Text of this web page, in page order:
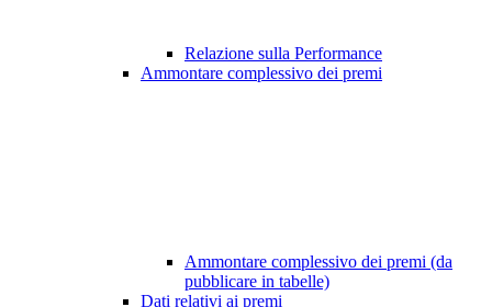
Relazione sulla Performance
Ammontare complessivo dei premi
Ammontare complessivo dei premi (da
pubblicare in tabelle)
Dati relativi ai premi